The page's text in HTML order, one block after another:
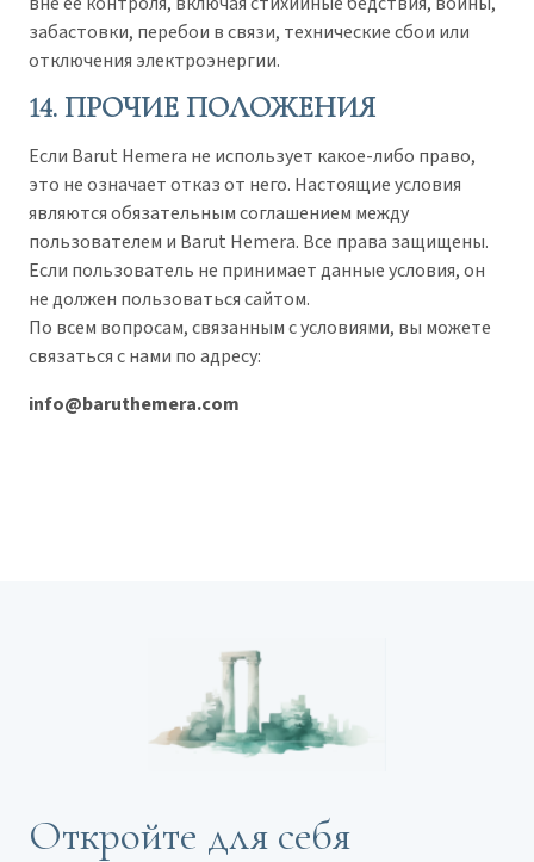
забастовки, перебои в связи, технические сбои или
отключения электроэнергии.
14. ПРОЧИЕ ПОЛОЖЕНИЯ
Если Barut Hemera не использует какое-либо право,
это не означает отказ от него. Настоящие условия
являются обязательным соглашением между
пользователем и Barut Hemera. Все права защищены.
Если пользователь не принимает данные условия, он
не должен пользоваться сайтом.
По всем вопросам, связанным с условиями, вы можете
связаться с нами по адресу:
info@baruthemera.com
Откройте для себя